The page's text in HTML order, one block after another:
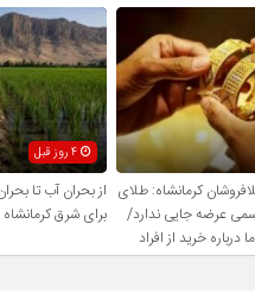
کرمانشاه: طلای
عرضه جایی ندارد/
خرید از افراد
4 روز قبل
از بحران آب تا
برای شرق کرمانشاه